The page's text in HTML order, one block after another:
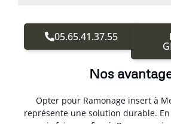
05.65.41.37.55
Nos
Opter pour Ramonage insert à
représente une solution durable. En